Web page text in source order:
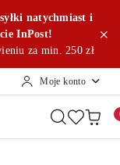
natychmiast i
InPost!
za min. 250 zł
Moje konto